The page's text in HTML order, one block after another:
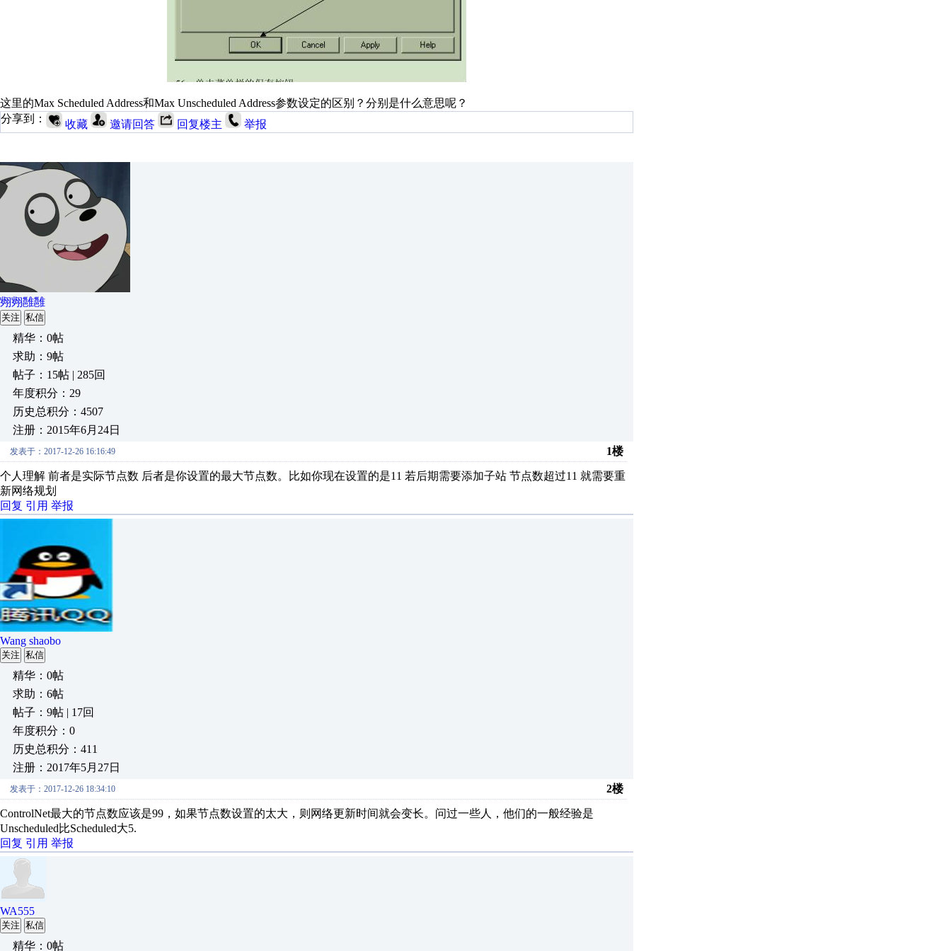
这里的Max Scheduled Address和Max Unscheduled Address参数设定的区别？分别是什么意思呢？
分享到：
收藏 邀请回答 回复楼主 举报
翙翙雝雝
关注 私信
精华：0帖
求助：9帖
帖子：15帖 | 285回
年度积分：29
历史总积分：4507
注册：2015年6月24日
发表于：2017-12-26 16:16:49 1楼
个人理解 前者是实际节点数 后者是你设置的最大节点数。比如你现在设置的是11 若后期需要添加子站 节点数超过11 就需要重
新网络规划
回复 引用 举报
Wang shaobo
关注 私信
精华：0帖
求助：6帖
帖子：9帖 | 17回
年度积分：0
历史总积分：411
注册：2017年5月27日
发表于：2017-12-26 18:34:10 2楼
ControlNet最大的节点数应该是99，如果节点数设置的太大，则网络更新时间就会变长。问过一些人，他们的一般经验是
Unscheduled比Scheduled大5.
回复 引用 举报
WA555
关注 私信
精华：0帖